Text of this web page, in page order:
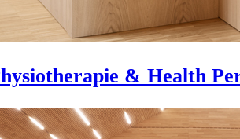
& Health